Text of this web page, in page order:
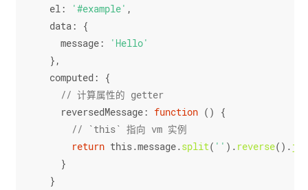
el : '#example' ,
data : {
message:
'Hello'
  },
computed: {
// 计算属性的 getter
reversedMessage: function ( ) {
// `this` 指向 vm 实例
return this.message.split( '' ). reverse().
    }
  }